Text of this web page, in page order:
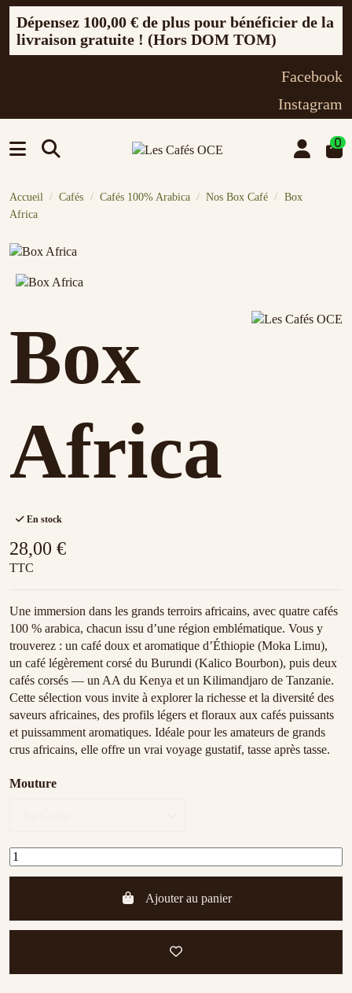
Dépensez 100,00 € de plus pour bénéficier de la
livraison gratuite ! (Hors DOM TOM)
Facebook
Instagram
0
Accueil Cafés Cafés 100% Arabica Nos Box Café
Box
Africa
Box
Africa
En stock
28,00 €
TTC
Une immersion dans les grands terroirs africains, avec quatre cafés
100 % arabica, chacun issu d’une région emblématique. Vous y
trouverez : un café doux et aromatique d’Éthiopie (Moka Limu),
un café légèrement corsé du Burundi (Kalico Bourbon), puis deux
cafés corsés — un AA du Kenya et un Kilimandjaro de Tanzanie.
Cette sélection vous invite à explorer la richesse et la diversité des
saveurs africaines, des profils légers et floraux aux cafés puissants
et puissamment aromatiques. Idéale pour les amateurs de grands
crus africains, elle offre un vrai voyage gustatif, tasse après tasse.
Mouture
Ajouter au panier